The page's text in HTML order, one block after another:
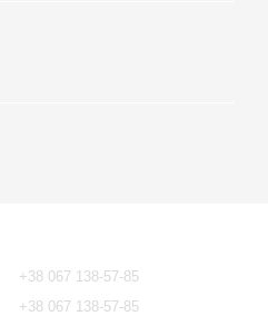
+38 067 138-57-85
+38 067 138-57-85